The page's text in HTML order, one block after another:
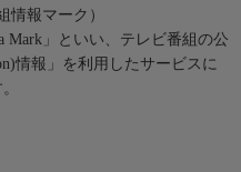
情報マーク）
Mark」といい、テレビ番組の公
情報」を利用したサービスに